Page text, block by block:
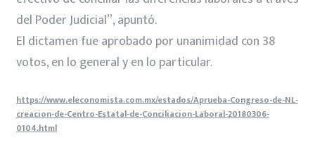
del Poder Judicial”, apuntó.
El dictamen fue aprobado por unanimidad con 38
votos, en lo general y en lo particular.
https://www.eleconomista.com.mx/estados/Aprueba-Congreso-de-NL-
creacion-de-Centro-Estatal-de-Conciliacion-Laboral-20180306-
0104.html